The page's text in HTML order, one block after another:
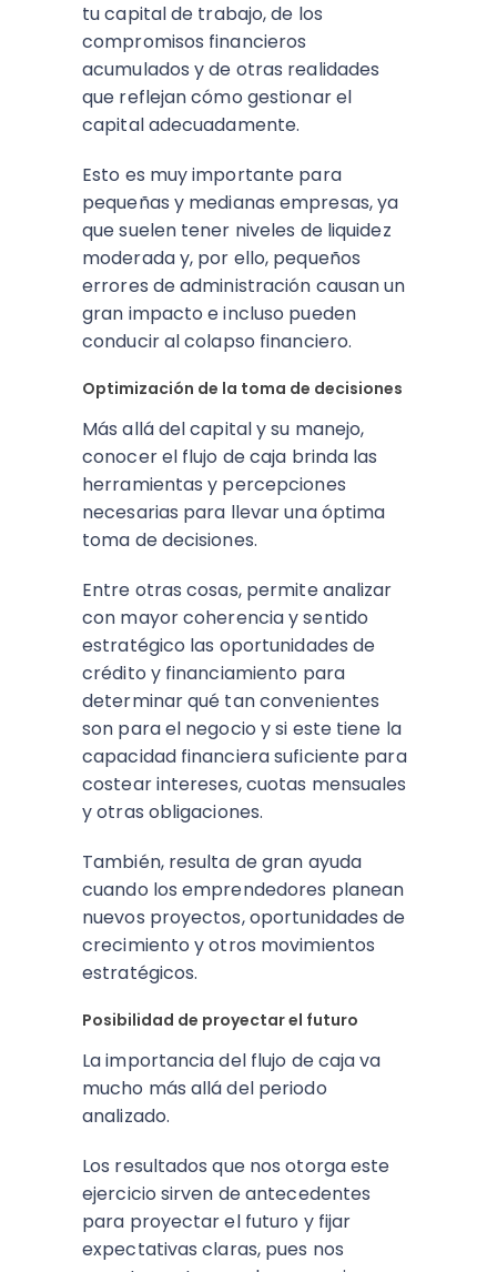
tu capital de trabajo, de los
compromisos financieros
acumulados y de otras realidades
que reflejan cómo gestionar el
capital adecuadamente.
Esto es muy importante para
pequeñas y medianas empresas, ya
que suelen tener niveles de liquidez
moderada y, por ello, pequeños
errores de administración causan un
gran impacto e incluso pueden
conducir al colapso financiero.
Optimización de la toma de decisiones
Más allá del capital y su manejo,
conocer el flujo de caja brinda las
herramientas y percepciones
necesarias para llevar una óptima
toma de decisiones.
Entre otras cosas, permite analizar
con mayor coherencia y sentido
estratégico las oportunidades de
crédito y financiamiento para
determinar qué tan convenientes
son para el negocio y si este tiene la
capacidad financiera suficiente para
costear intereses, cuotas mensuales
y otras obligaciones.
También, resulta de gran ayuda
cuando los emprendedores planean
nuevos proyectos, oportunidades de
crecimiento y otros movimientos
estratégicos.
Posibilidad de proyectar el futuro
La importancia del flujo de caja va
mucho más allá del periodo
analizado.
Los resultados que nos otorga este
ejercicio sirven de antecedentes
para proyectar el futuro y fijar
expectativas claras, pues nos